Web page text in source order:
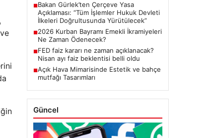
■Bakan Gürlek’ten Çerçeve Yasa
Açıklaması: “Tüm İşlemler Hukuk Devleti
İlkeleri Doğrultusunda Yürütülecek”
■2026 Kurban Bayramı Emekli İkramiyeleri
Ne Zaman Ödenecek?
■FED faiz kararı ne zaman açıklanacak?
Nisan ayı faiz beklentisi belli oldu
■Açık Hava Mimarisinde Estetik ve bahçe
mutfağı Tasarımları
Güncel